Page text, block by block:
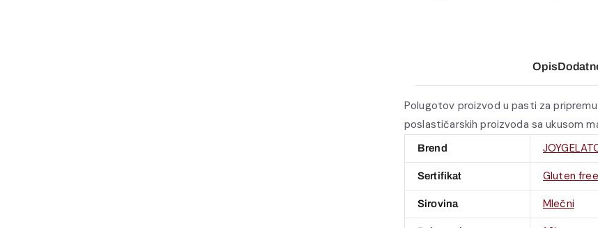
Opis
Polugotov proizvod u pasti za
poslastičarskih proizvoda sa ukusom
Brend
Sertifikat Gluten free
Sirovina Mlečni